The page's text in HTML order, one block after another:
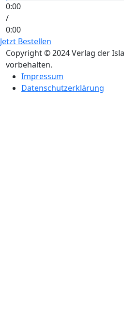
0:00
/
0:00
Jetzt Bestellen
Copyright © 2024 Verlag der
vorbehalten.
Impressum
Datenschutzerklärung